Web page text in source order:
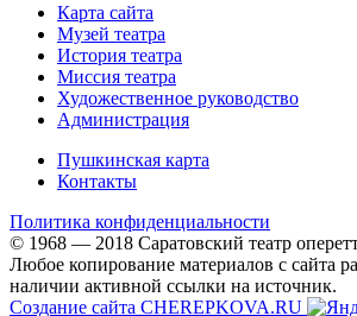
Карта сайта
Музей театра
История театра
Миссия театра
Художественное руководство
Администрация
Пушкинская карта
Контакты
Политика конфиденциальности
© 1968 — 2018 Саратовский театр
Любое копирование материалов с сайта
наличии активной ссылки на источник.
Создание сайта CHEREPKOVA.RU